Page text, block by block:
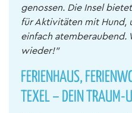
genossen. Die Insel
für Aktivitäten mit Hund,
einfach atemberaubend.
wieder!"
FERIENHAUS,
TEXEL – DEIN